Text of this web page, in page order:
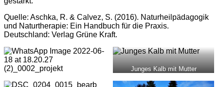
Quelle: Aschka, R. & Calvez, S. (2016). Naturheilpädagogik
und Naturtherapie: Ein Handbuch für die Praxis.
Deutschland: Verlag Grüne Kraft.
Junges Kalb mit Mutter